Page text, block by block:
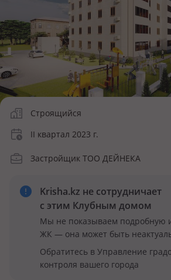
Строящийся
II квартал 2023 г.
Застройщик ТОО ДЕЙНЕКА
Krisha.kz не сотрудничает
с этим Клубным домом
Мы не показываем подробную
ЖК — она может быть
Обратитесь в Управление
контроля вашего города